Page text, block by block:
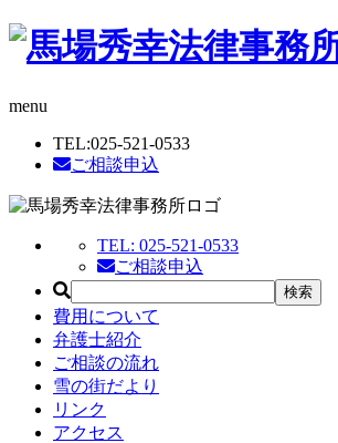
menu
TEL:025-521-0533
ご相談申込
TEL: 025-521-0533
ご相談申込
費用について
弁護士紹介
ご相談の流れ
雪の街だより
リンク
アクセス